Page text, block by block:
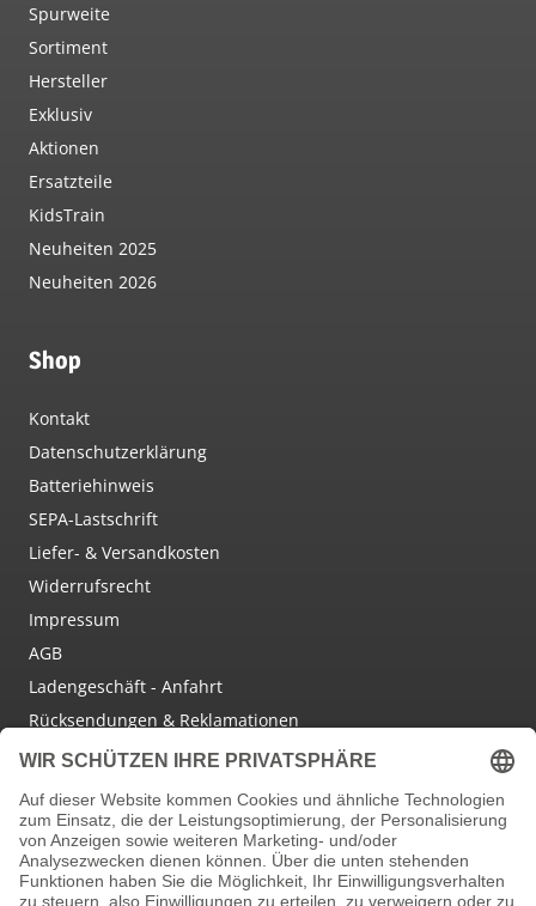
Spurweite
Sortiment
Hersteller
Exklusiv
Aktionen
Ersatzteile
KidsTrain
Neuheiten 2025
Neuheiten 2026
Shop
Kontakt
Datenschutzerklärung
Batteriehinweis
SEPA-Lastschrift
Liefer- & Versandkosten
Widerrufsrecht
Impressum
AGB
Ladengeschäft - Anfahrt
Rücksendungen & Reklamationen
Social Media
Facebook
Instagram